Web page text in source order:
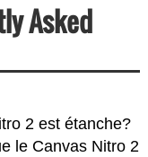
Asked
2 est étanche?
le Canvas Nitro 2